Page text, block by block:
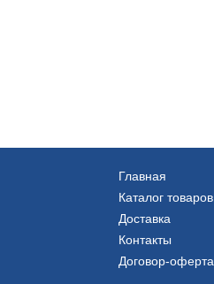
Главная
Каталог товаров
Доставка
Контакты
Договор-оферта